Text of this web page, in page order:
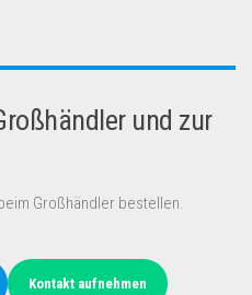
und zur
Großhändler bestellen.
Kontakt aufnehmen